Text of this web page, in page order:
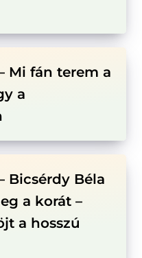
Mi fán terem a
a
Bicsérdy Béla
a korát –
a hosszú